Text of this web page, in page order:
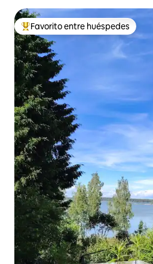
Favorito entre huéspedes preferido
Favorito entre huéspedes